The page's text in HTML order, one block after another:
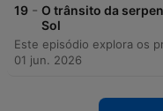
19 - O trânsito da
Sol
01 jun. 2026